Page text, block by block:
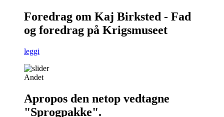
Foredrag om Kaj Birksted - Fad
og foredrag på Krigsmuseet
leggi
Andet
Apropos den netop vedtagne
"Sprogpakke".